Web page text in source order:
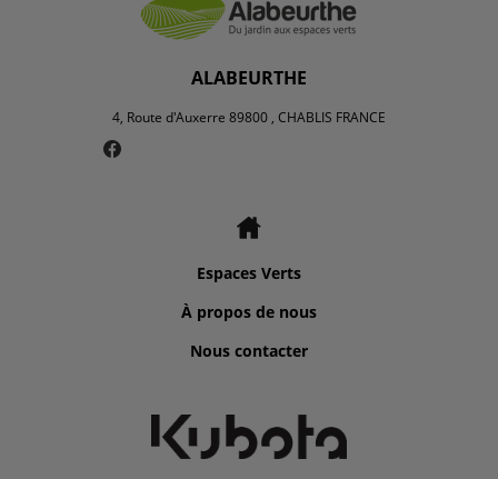
ALABEURTHE
4, Route d'Auxerre 89800 , CHABLIS FRANCE
Espaces Verts
À propos de nous
Nous contacter